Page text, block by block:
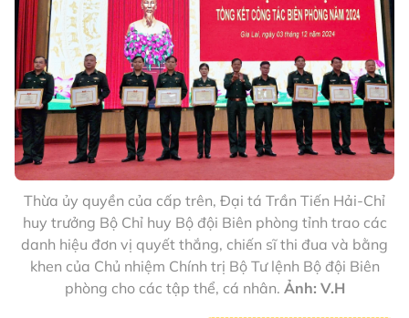
Thừa ủy quyền của cấp trên, Đại tá Trần Tiến Hải-Chỉ
huy trưởng Bộ Chỉ huy Bộ đội Biên phòng tỉnh trao các
danh hiệu đơn vị quyết thắng, chiến sĩ thi đua và bằng
khen của Chủ nhiệm Chính trị Bộ Tư lệnh Bộ đội Biên
phòng cho các tập thể, cá nhân. Ảnh: V.H